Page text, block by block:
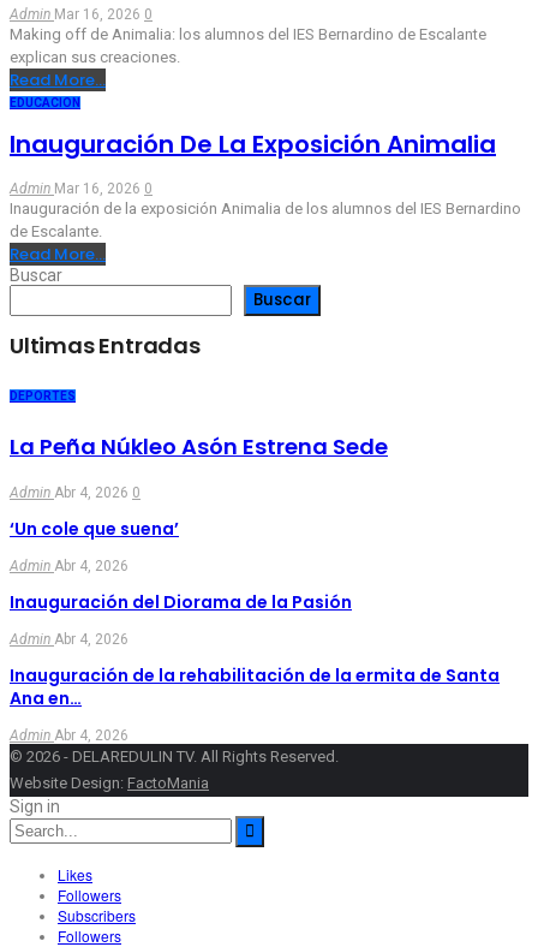
Admin Mar 16, 2026 0
Making off de Animalia: los alumnos del IES Bernardino de Escalante
explican sus creaciones.
Read More...
EDUCACION
Inauguración De La Exposición Animalia
Admin Mar 16, 2026 0
Inauguración de la exposición Animalia de los alumnos del IES Bernardino
de Escalante.
Read More...
Buscar
Buscar
Ultimas Entradas
DEPORTES
La Peña Núkleo Asón Estrena Sede
Admin Abr 4, 2026 0
‘Un cole que suena’
Admin Abr 4, 2026
Inauguración del Diorama de la Pasión
Admin Abr 4, 2026
Inauguración de la rehabilitación de la ermita de Santa
Ana en…
Admin Abr 4, 2026
© 2026 - DELAREDULIN TV. All Rights Reserved.
Website Design: FactoMania
Sign in
Likes
Followers
Subscribers
Followers